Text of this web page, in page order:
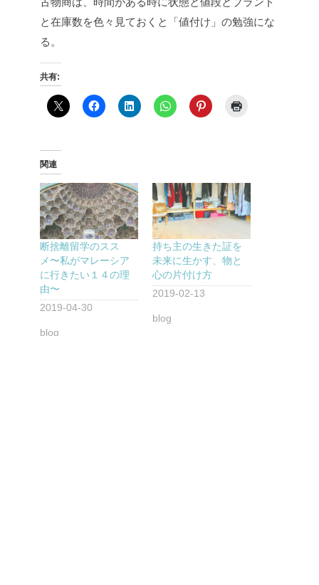
と在庫数を色々見ておくと「値付け」の勉強にな
る。
共有:
関連
断捨離留学のスス
メ〜私がマレーシア
に行きたい１４の理
由〜
2019-04-30
blog
持ち主の生きた証を
未来に生かす、物と
心の片付け方
2019-02-13
blog